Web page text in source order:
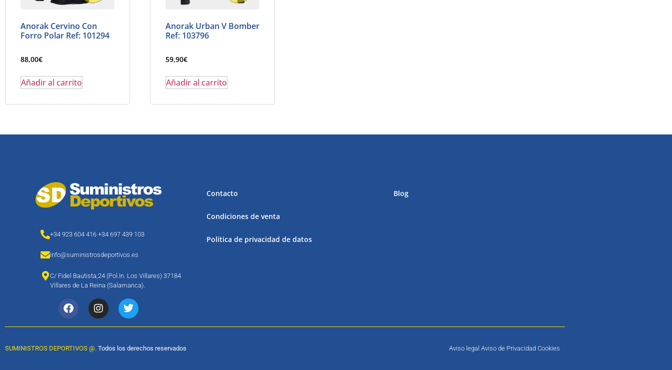
Anorak Cervino Con
Forro Polar Ref: 101294
88,00€
Añadir al carrito
Anorak Urban V Bomber
Ref: 103796
59,90€
Añadir al carrito
+34 923 604 416 +34 697 439 103
info@suministrosdeportivos.es
C/ Fidel Bautista,24 (Pol.In. Los Villares) 37184
Villares de La Reina (Salamanca).
Contacto
Condiciones de venta
Política de privacidad de datos
Blog
SUMINISTROS DEPORTIVOS @. Todos los derechos reservados Aviso legal Aviso de Privacidad Cookies